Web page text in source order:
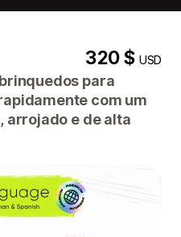
320 $USD
para
com um
arrojado e de alta